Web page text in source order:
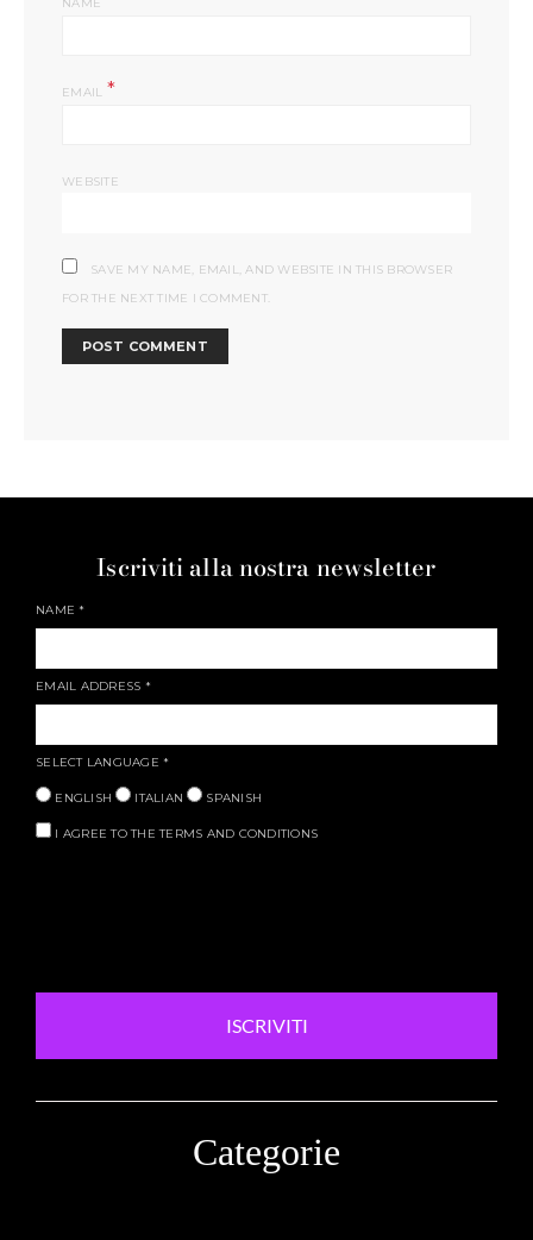
NAME
EMAIL *
WEBSITE
SAVE MY NAME, EMAIL, AND WEBSITE IN THIS BROWSER
FOR THE NEXT TIME I COMMENT.
Iscriviti alla nostra newsletter
NAME*
EMAIL ADDRESS *
SELECT LANGUAGE *
ENGLISH ITALIAN SPANISH
I AGREE TO THE TERMS AND CONDITIONS
ISCRIVITI
Categorie